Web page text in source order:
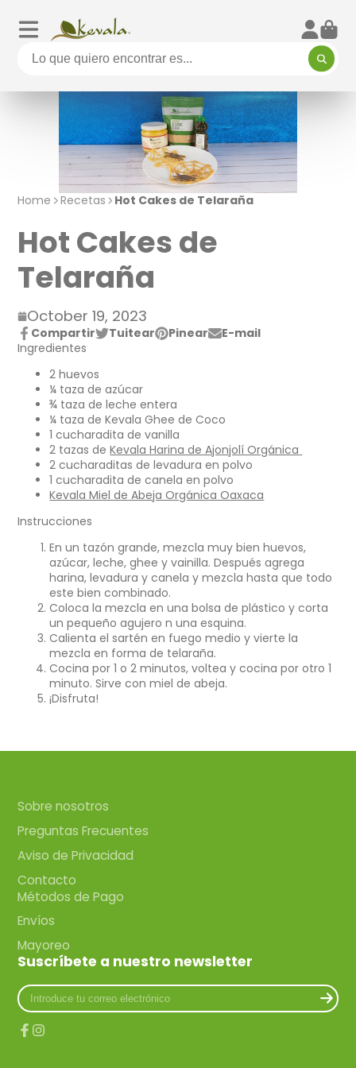
Home Recetas Hot Cakes de Telaraña
Hot Cakes de
Telaraña
October 19, 2023
Compartir
Compartir
en
Facebook
Se
abre
una
nueva
ventana.
Tuitear
Twittear
Twitter
Se
en
una
nueva
ventana.
Pinear
Pin
Se
nueva
ventana.
E-mail
Compartir
Ingredientes
2 huevos
¼ taza de azúcar
¾ taza de leche entera
¼ taza de Kevala Ghee de Coco
1 cucharadita de vanilla
2 tazas deKevala Harina de Ajonjolí Orgánica
2 cucharaditas de levadura en polvo
1 cucharadita de canela en polvo
Kevala Miel de Abeja Orgánica Oaxaca
Instrucciones
En un tazón grande, mezcla muy bien huevos,
azúcar, leche, ghee y vainilla. Después agrega
harina, levadura y canela y mezcla hasta que todo
este bien combinado.
Coloca la mezcla en una bolsa de plástico y corta
un pequeño agujero n una esquina.
Calienta el sartén en fuego medio y vierte la
mezcla en forma de telaraña.
Cocina por 1 o 2 minutos, voltea y cocina por otro 1
minuto. Sirve con miel de abeja.
¡Disfruta!
Sobre nosotros
Preguntas Frecuentes
Aviso de Privacidad
Contacto
Métodos de Pago
Envíos
Mayoreo
Suscríbete a nuestro newsletter
Introduce
tu
correo
electrónico